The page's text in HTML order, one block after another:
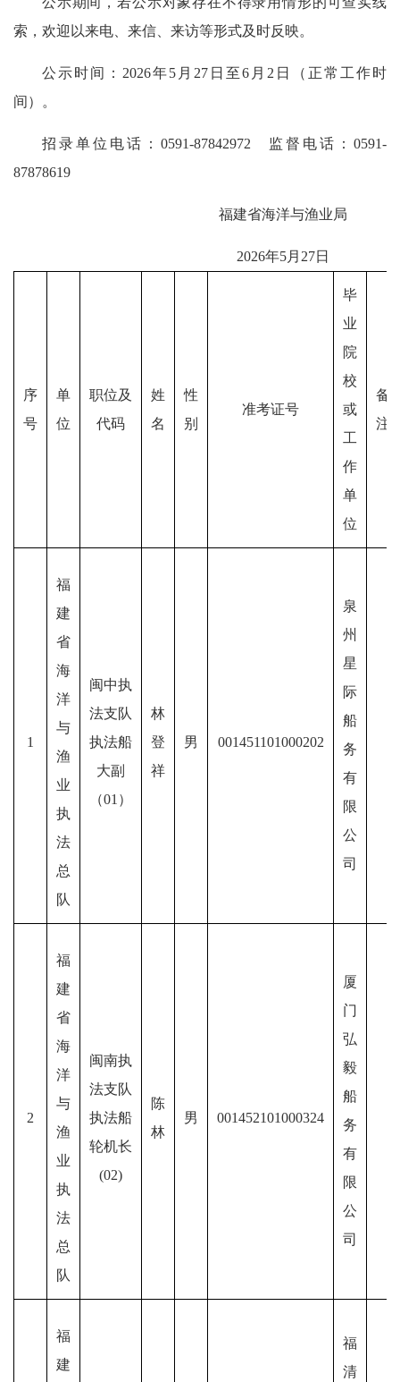
索，欢迎以来电、来信、来访等形式及时反映。
公示时间：2026年5月27日至6月2日（正常工作时
间）。
招录单位电话：0591-87842972 监督电话：0591-
87878619
福建省海洋与渔业局
2026年5月27日
序
号
单
位
职位及
代码
姓
名
性
别
准考证号
毕
业
院
校
或
工
作
单
位
备
注
1
福
建
省
海
洋
与
渔
业
执
法
总
队
闽中执
法支队
执法船
大副
（01）
林
登
祥
男 001451101000202
泉
州
星
际
船
务
有
限
公
司
2
福
建
省
海
洋
与
渔
业
执
法
总
队
闽南执
法支队
执法船
轮机长
(02)
陈
林
男 001452101000324
厦
门
弘
毅
船
务
有
限
公
司
福
建
福
清